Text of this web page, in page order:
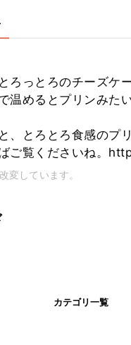
ろっとろのチーズケ
温めるとプリンみた
、とろとろ食感のプ
ご覧くださいね。
変しています。
カテゴリ一覧